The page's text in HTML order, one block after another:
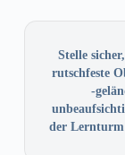
Stelle
rutschfeste
-
der Lernturm